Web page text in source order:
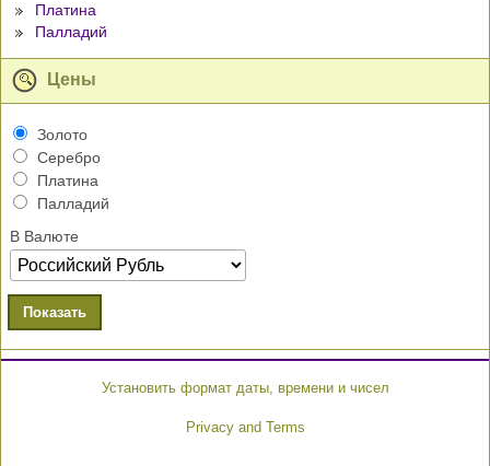
Платина
Палладий
Цены
Золото
Серебро
Платина
Палладий
В Валюте
Показать
Установить формат даты, времени и чисел
Privacy and Terms